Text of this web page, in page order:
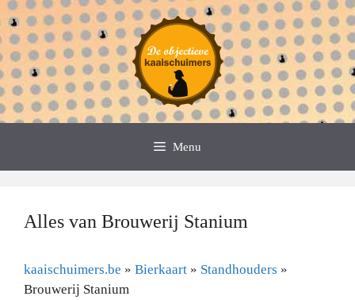
Spring
naar
de
inhoud
Menu
Alles van Brouwerij Stanium
kaaischuimers.be » Bierkaart » Standhouders »
Brouwerij Stanium